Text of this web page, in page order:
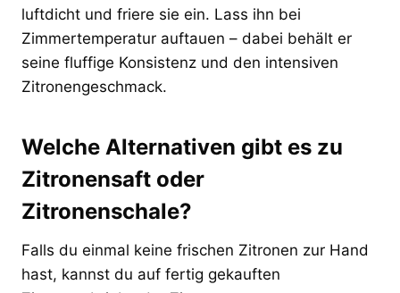
luftdicht und friere sie ein. Lass ihn bei
Zimmertemperatur auftauen – dabei behält er
seine fluffige Konsistenz und den intensiven
Zitronengeschmack.
Welche Alternativen gibt es zu
Zitronensaft oder
Zitronenschale?
Falls du einmal keine frischen Zitronen zur Hand
hast, kannst du auf fertig gekauften